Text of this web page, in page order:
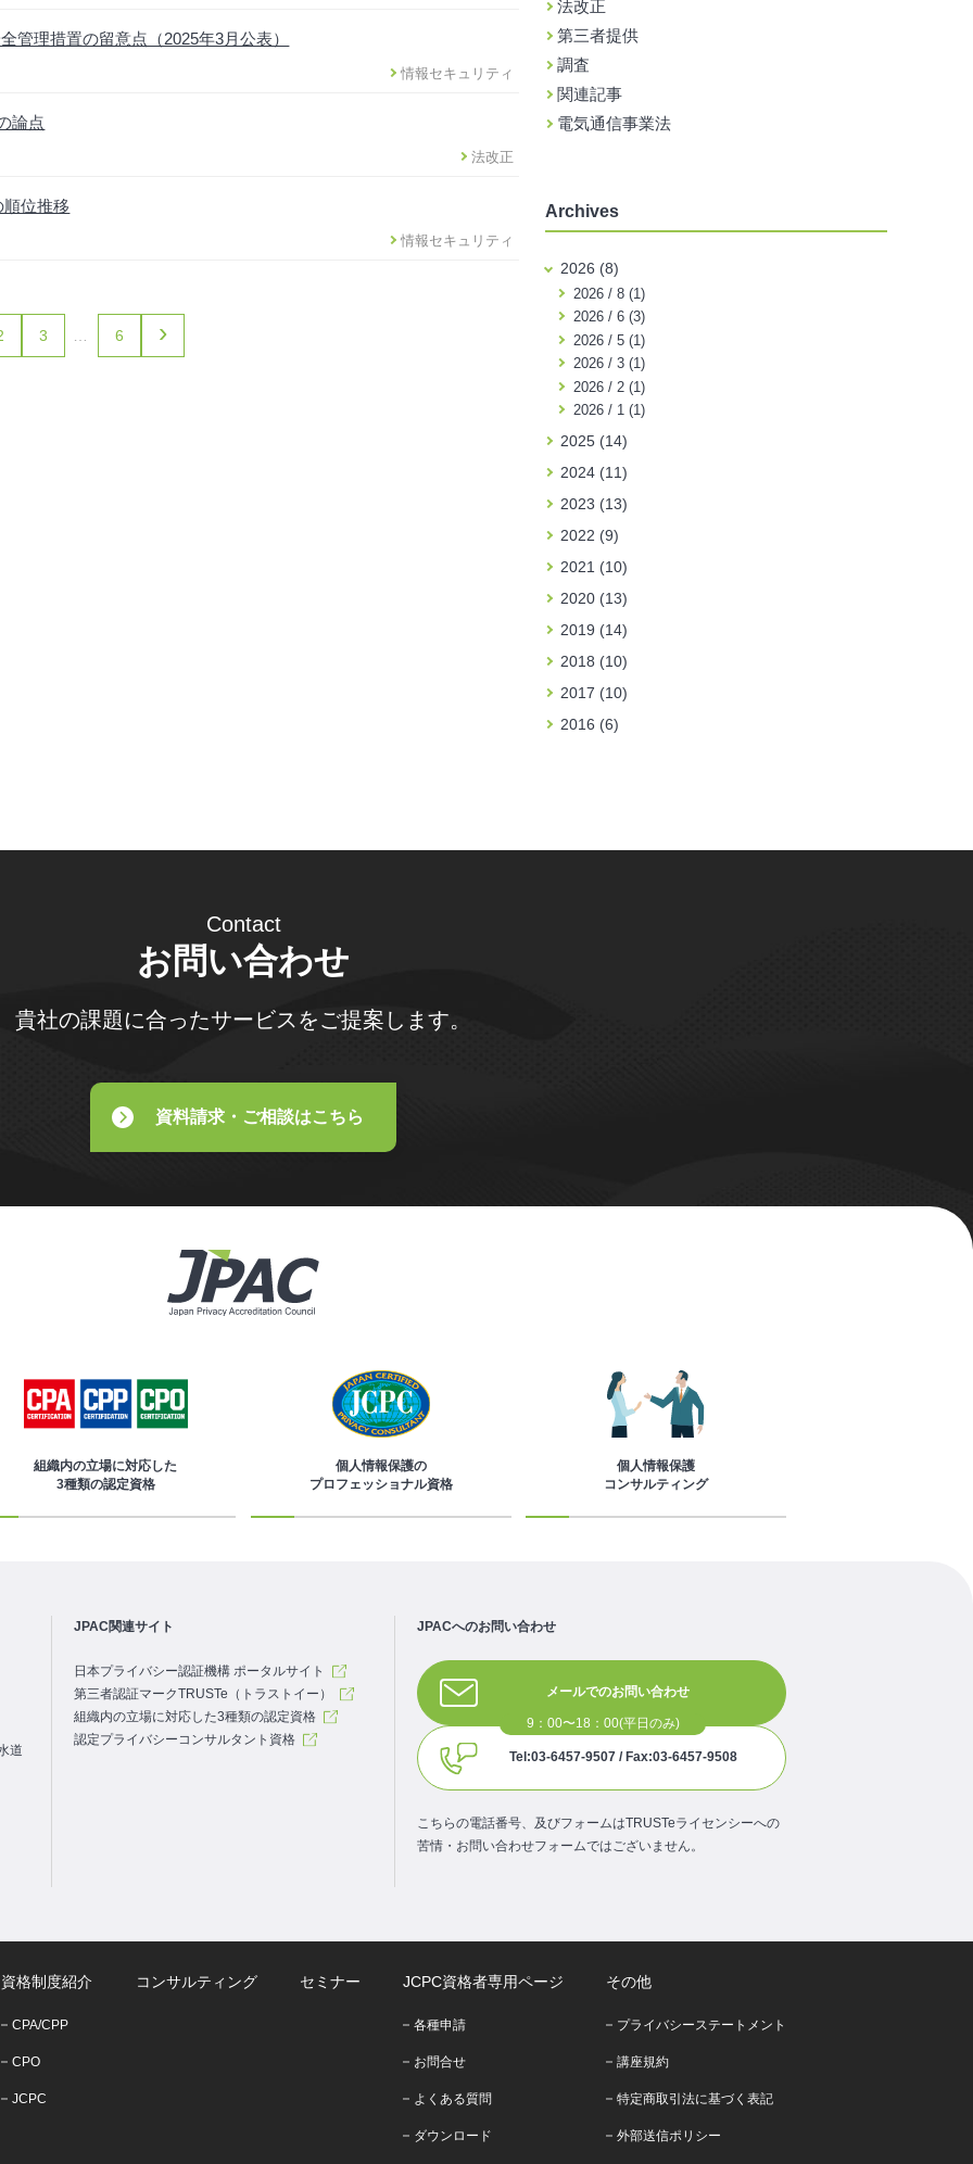
管理措置の留意点（2025年3月公表）
情報セキュリティ
論点
法改正
位推移
情報セキュリティ
3 6 ›
法改正
第三者提供
調査
関連記事
電気通信事業法
Archives
2026 (8)
2026 / 8 (1)
2026 / 6 (3)
2026 / 5 (1)
2026 / 3 (1)
2026 / 2 (1)
2026 / 1 (1)
2025 (14)
2024 (11)
2023 (13)
2022 (9)
2021 (10)
2020 (13)
2019 (14)
2018 (10)
2017 (10)
2016 (6)
Contact
お問い合わせ
貴社の課題に合ったサービスをご提案します。
資料請求・ご相談はこちら
組織内の立場に対応した
3種類の認定資格
個人情報保護の
プロフェッショナル資格
個人情報保護
コンサルティング
道
JPAC関連サイト
日本プライバシー認証機構 ポータルサイト
第三者認証マークTRUSTe（トラストイー）
組織内の立場に対応した3種類の認定資格
認定プライバシーコンサルタント資格
JPACへのお問い合わせ
メールでのお問い合わせ
Tel:03-6457-9507 / Fax:03-6457-9508
こちらの電話番号、及びフォームはTRUSTeライセンシーへの
苦情・お問い合わせフォームではございません。
資格制度紹介
CPA/CPP
CPO
JCPC
コンサルティング セミナー JCPC資格者専用ページ
各種申請
お問合せ
よくある質問
ダウンロード
その他
プライバシーステートメント
講座規約
特定商取引法に基づく表記
外部送信ポリシー